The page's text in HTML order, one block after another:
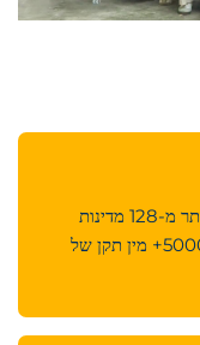
יש לנו 20 שנה של חוויה ביצוא ליותר מ-128 מדינות
וטריטוריות. יותר מ-200+ סוגים, 5000+ מין תקן של